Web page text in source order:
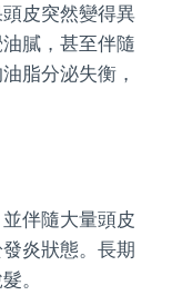
皮突然變得異
膩，甚至伴隨
脂分泌失衡，
伴隨大量頭皮
炎狀態。長期
。